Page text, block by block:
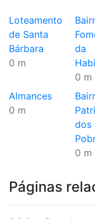
Loteamento
de Santa
Bárbara
0 m
da
0 m
Almances
0 m
dos
0 m
Páginas